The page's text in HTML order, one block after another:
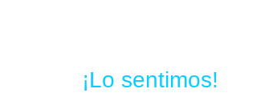
¡Lo sentimos!